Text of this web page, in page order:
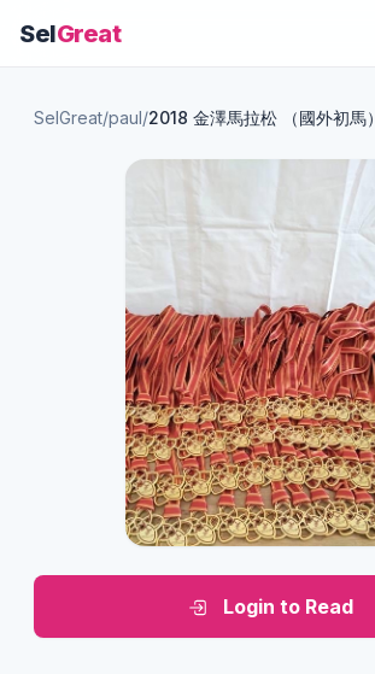
SelGreat
SelGreat/paul/2018 金澤馬拉松 （國外初馬）
Login to Read